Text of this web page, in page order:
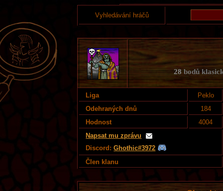
Vyhledávání hráčů
28 bodů
Liga
Peklo
Odehraných dnů
184
Hodnost
4004
Napsat mu zprávu
Discord:Ghothic#3972
Člen klanu